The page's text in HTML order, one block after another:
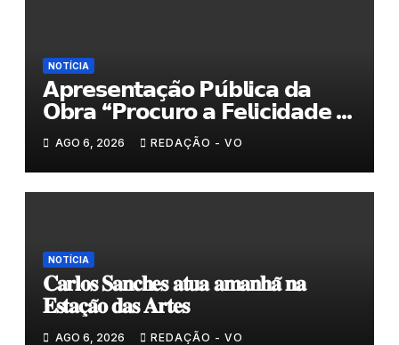
NOTÍCIA
𝗔𝗽𝗿𝗲𝘀𝗲𝗻𝘁𝗮𝗰̧𝗮̃𝗼 𝗣𝘂́𝗯𝗹𝗶𝗰𝗮 𝗱𝗮
𝗢𝗯𝗿𝗮 “𝗣𝗿𝗼𝗰𝘂𝗿𝗼 𝗮 𝗙𝗲𝗹𝗶𝗰𝗶𝗱𝗮𝗱𝗲 𝗲
𝗲𝗹𝗮 𝗺𝗼𝗿𝗮 𝗰𝗼𝗺𝗶𝗴𝗼”
AGO 6, 2026 REDAÇÃO - VO
NOTÍCIA
𝐂𝐚𝐫𝐥𝐨𝐬 𝐒𝐚𝐧𝐜𝐡𝐞𝐬 𝐚𝐭𝐮𝐚 𝐚𝐦𝐚𝐧𝐡𝐚̃ 𝐧𝐚
𝐄𝐬𝐭𝐚𝐜̧𝐚̃𝐨 𝐝𝐚𝐬 𝐀𝐫𝐭𝐞𝐬
AGO 6, 2026 REDAÇÃO - VO